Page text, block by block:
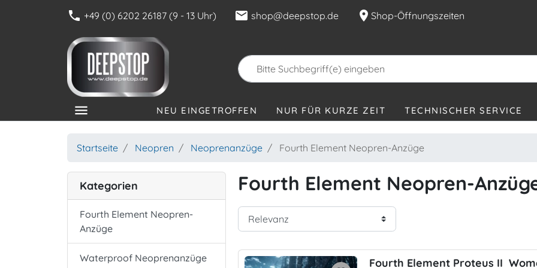
phone +49 (0) 6202 26187 (9 - 13 Uhr) mail shop@deepstop.de location_on Shop-Öffnungszeiten
menu NEU EINGETROFFEN NUR FÜR KURZE ZEIT TECHNISCHER SERVICE
Startseite Neopren Neoprenanzüge Fourth Element Neopren-Anzüge
Kategorien
Fourth Element Neopren-
Anzüge
Waterproof Neoprenanzüge
Fourth Element Neopren-
Fourth Element Proteus II